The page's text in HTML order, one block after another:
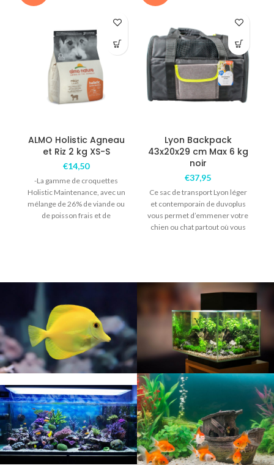
ALMO Holistic Agneau
et Riz 2 kg XS-S
€14,50
-La gamme de croquettes
Holistic Maintenance, avec un
mélange de 26% de viande ou
de poisson frais et de
Lyon Backpack
43x20x29 cm Max 6 kg
noir
€37,95
Ce sac de transport Lyon léger
et contemporain de duvoplus
vous permet d’emmener votre
chien ou chat partout où vous